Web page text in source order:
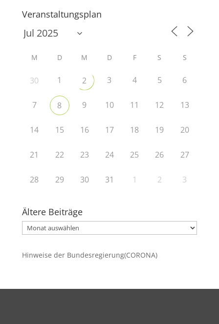
Veranstaltungsplan
M D M D F S S
30 1 2 3 4 5 6
7 8 9 10 11 12 13
14 15 16 17 18 19 20
21 22 23 24 25 26 27
28 29 30 31 1 2 3
Ältere Beiträge
Ältere
Beiträge
Hinweise der Bundesregierung(CORONA)